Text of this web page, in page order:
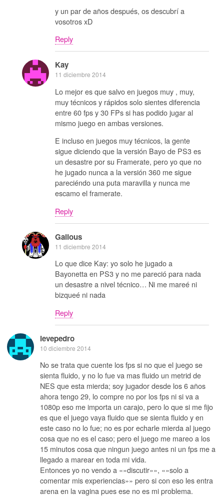
y un par de años después, os descubrí a
vosotros xD
Reply
Kay
11 diciembre 2014
Lo mejor es que salvo en juegos muy , muy,
muy técnicos y rápidos solo sientes diferencia
entre 60 fps y 30 FPs si has podido jugar al
mismo juego en ambas versiones.
E incluso en juegos muy técnicos, la gente
sigue diciendo que la versión Bayo de PS3 es
un desastre por su Framerate, pero yo que no
he jugado nunca a la versión 360 me sigue
pareciéndo una puta maravilla y nunca me
escamo el framerate.
Reply
Galious
11 diciembre 2014
Lo que dice Kay: yo solo he jugado a
Bayonetta en PS3 y no me pareció para nada
un desastre a nivel técnico… Ni me mareé ni
bizqueé ni nada
Reply
levepedro
10 diciembre 2014
No se trata que cuente los fps si no que el juego se
sienta fluido, y no lo fue va mas fluido un metrid de
NES que esta mierda; soy jugador desde los 6 años
ahora tengo 29, lo compre no por los fps ni si va a
1080p eso me importa un carajo, pero lo que si me fijo
es que el juego vaya fluido que se sienta fluido y en
este caso no lo fue; no es por echarle mierda al juego
cosa que no es el caso; pero el juego me mareo a los
15 minutos cosa que ningun juego antes ni un fps me a
llegado a marear en toda mi vida.
Entonces yo no vendo a «»discutir»», «»solo a
comentar mis experiencias»» pero si con eso les entra
arena en la vagina pues ese no es mi problema.